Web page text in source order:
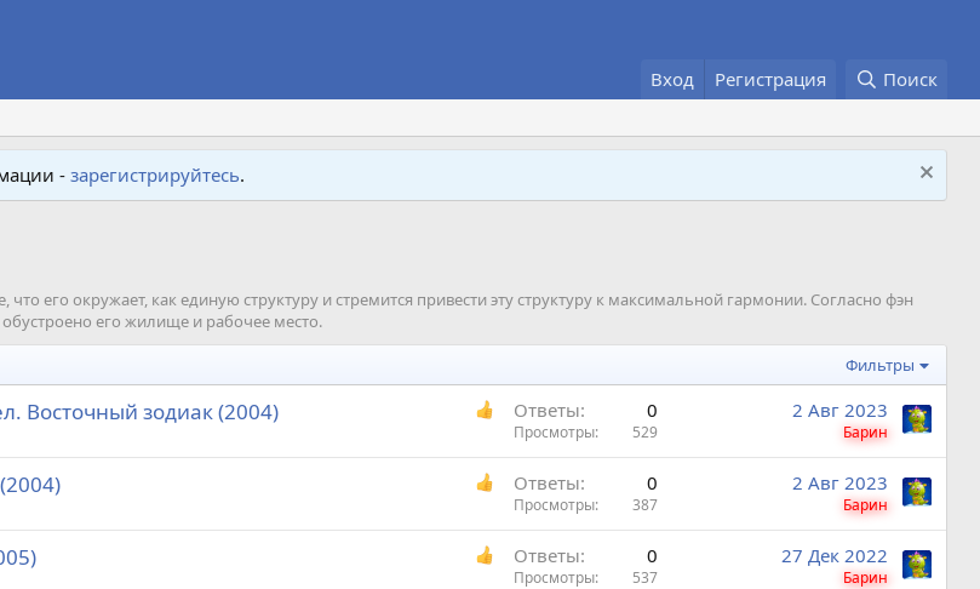
Вход Регистрация Поиск
- зарегистрируйтесь.
его окружает, как единую структуру и стремится привести эту структуру к максимальной гармонии. Согласно фэн
обустроено его жилище и рабочее место.
Фильтры
Восточный зодиак (2004) Ответы 0
Просмотры 529
2 Авг 2023
Барин
Ответы 0
Просмотры 387
2 Авг 2023
Барин
Ответы 0
Просмотры 537
27 Дек 2022
Барин